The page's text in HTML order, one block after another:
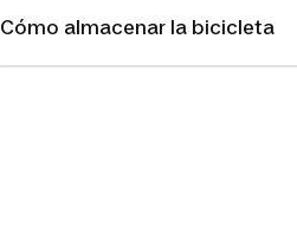
Cómo almacenar la bicicleta